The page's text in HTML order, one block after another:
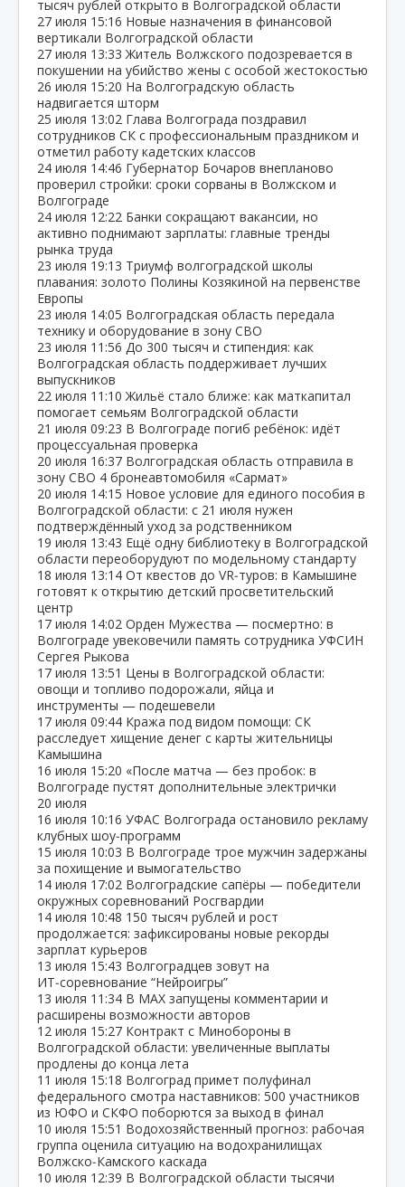
тысяч рублей открыто в Волгоградской области
27 июля 15:16 Новые назначения в финансовой
вертикали Волгоградской области
27 июля 13:33 Житель Волжского подозревается в
покушении на убийство жены с особой жестокостью
26 июля 15:20 На Волгоградскую область
надвигается шторм
25 июля 13:02 Глава Волгограда поздравил
сотрудников СК с профессиональным праздником и
отметил работу кадетских классов
24 июля 14:46 Губернатор Бочаров внепланово
проверил стройки: сроки сорваны в Волжском и
Волгограде
24 июля 12:22 Банки сокращают вакансии, но
активно поднимают зарплаты: главные тренды
рынка труда
23 июля 19:13 Триумф волгоградской школы
плавания: золото Полины Козякиной на первенстве
Европы
23 июля 14:05 Волгоградская область передала
технику и оборудование в зону СВО
23 июля 11:56 До 300 тысяч и стипендия: как
Волгоградская область поддерживает лучших
выпускников
22 июля 11:10 Жильё стало ближе: как маткапитал
помогает семьям Волгоградской области
21 июля 09:23 В Волгограде погиб ребёнок: идёт
процессуальная проверка
20 июля 16:37 Волгоградская область отправила в
зону СВО 4 бронеавтомобиля «Сармат»
20 июля 14:15 Новое условие для единого пособия в
Волгоградской области: с 21 июля нужен
подтверждённый уход за родственником
19 июля 13:43 Ещё одну библиотеку в Волгоградской
области переоборудуют по модельному стандарту
18 июля 13:14 От квестов до VR‑туров: в Камышине
готовят к открытию детский просветительский
центр
17 июля 14:02 Орден Мужества — посмертно: в
Волгограде увековечили память сотрудника УФСИН
Сергея Рыкова
17 июля 13:51 Цены в Волгоградской области:
овощи и топливо подорожали, яйца и
инструменты — подешевели
17 июля 09:44 Кража под видом помощи: СК
расследует хищение денег с карты жительницы
Камышина
16 июля 15:20 «После матча — без пробок: в
Волгограде пустят дополнительные электрички
20 июля
16 июля 10:16 УФАС Волгограда остановило рекламу
клубных шоу‑программ
15 июля 10:03 В Волгограде трое мужчин задержаны
за похищение и вымогательство
14 июля 17:02 Волгоградские сапёры — победители
окружных соревнований Росгвардии
14 июля 10:48 150 тысяч рублей и рост
продолжается: зафиксированы новые рекорды
зарплат курьеров
13 июля 15:43 Волгоградцев зовут на
ИТ‑соревнование “Нейроигры”
13 июля 11:34 В МАХ запущены комментарии и
расширены возможности авторов
12 июля 15:27 Контракт с Минобороны в
Волгоградской области: увеличенные выплаты
продлены до конца лета
11 июля 15:18 Волгоград примет полуфинал
федерального смотра наставников: 500 участников
из ЮФО и СКФО поборются за выход в финал
10 июля 15:51 Водохозяйственный прогноз: рабочая
группа оценила ситуацию на водохранилищах
Волжско‑Камского каскада
10 июля 12:39 В Волгоградской области тысячи